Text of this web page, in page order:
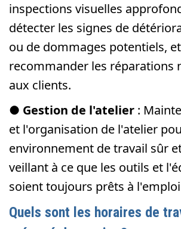
inspections visuelles
détecter les signes de
ou de dommages potentiels, et
recommander les réparations
aux clients.
● Gestion de l'atelier:
et l'organisation de l'atelier
environnement de travail sûr
veillant à ce que les outils et
soient toujours prêts à
Quels sont les horaires de